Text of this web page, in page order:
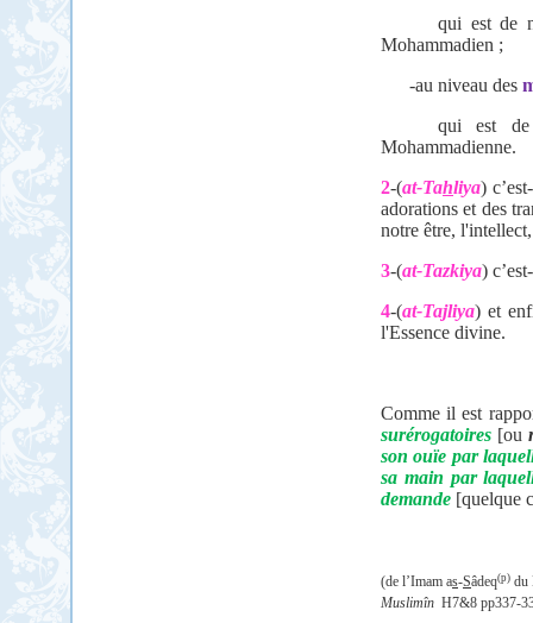
qui est de
Mohammadien ;
-au niveau des
qui est de
Mohammadienne.
2-(at-Tahliya)
adorations et des
notre être,
3-(at-Tazkiya)
4-(at-Tajliya) et
l'Essence divine.
Comme il est
surérogatoires [ou
son ouïe par
sa main par
demande [quelque
(de l’Imam as-Sâdeq(p) du
Muslimîn H7&8 pp337-